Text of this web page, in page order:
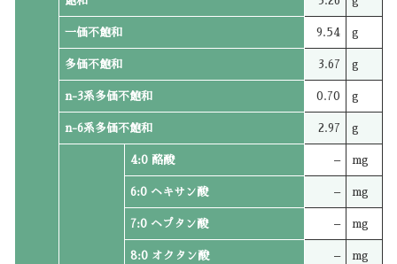
一価不飽和 9.54 g
多価不飽和 3.67 g
n-3系多価不飽和 0.70 g
n-6系多価不飽和 2.97 g
4:0 酪酸 – mg
6:0 ヘキサン酸 – mg
7:0 ヘプタン酸 – mg
8:0 オクタン酸 – mg